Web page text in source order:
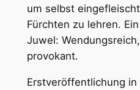
um selbst
Fürchten zu lehren.
Juwel:
provokant.
Erstveröffentlichung in